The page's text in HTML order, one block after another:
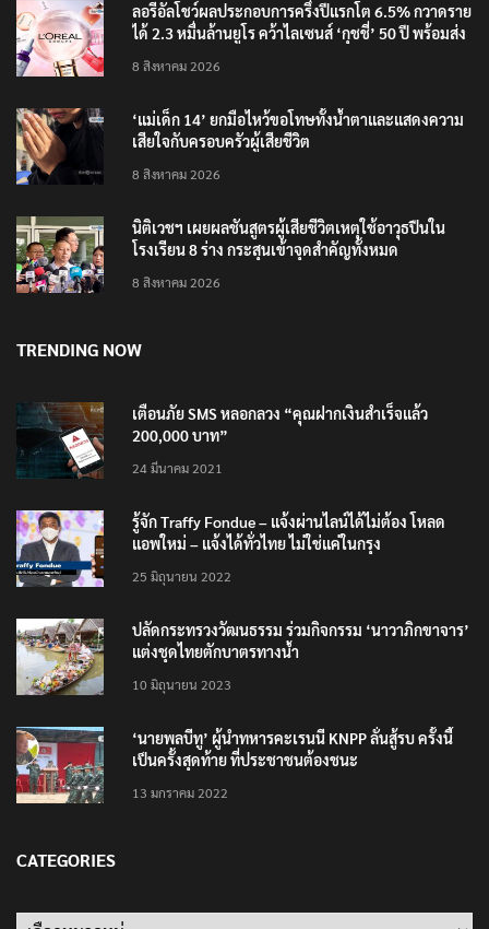
ลอรีอัลโชว์ผลประกอบการครึ่งปีแรกโต 6.5% กวาดราย
ได้ 2.3 หมื่นล้านยูโร คว้าไลเซนส์ ‘กุชชี่’ 50 ปี พร้อมส่ง
8 สิงหาคม 2026
‘แม่เด็ก 14’ ยกมือไหว้ขอโทษทั้งน้ำตาและแสดงความ
เสียใจกับครอบครัวผู้เสียชีวิต
8 สิงหาคม 2026
นิติเวชฯ เผยผลชันสูตรผู้เสียชีวิตเหตุใช้อาวุธปืนใน
โรงเรียน 8 ร่าง กระสุนเข้าจุดสำคัญทั้งหมด
8 สิงหาคม 2026
TRENDING NOW
เตือนภัย SMS หลอกลวง “คุณฝากเงินสำเร็จแล้ว
200,000 บาท”
24 มีนาคม 2021
รู้จัก Traffy Fondue – แจ้งผ่านไลน์ได้ไม่ต้อง โหลด
แอพใหม่ – แจ้งได้ทั่วไทย ไม่ใช่แค่ในกรุง
25 มิถุนายน 2022
ปลัดกระทรวงวัฒนธรรม ร่วมกิจกรรม ‘นาวาภิกขาจาร’
แต่งชุดไทยตักบาตรทางน้ำ
10 มิถุนายน 2023
‘นายพลบีทู’ ผู้นำทหารคะเรนนี KNPP ลั่นสู้รบ ครั้งนี้
เป็นครั้งสุดท้าย ที่ประชาชนต้องชนะ
13 มกราคม 2022
CATEGORIES